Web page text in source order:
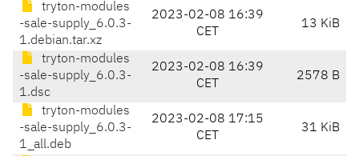
tryton-modules
-sale-supply_6.0.3-
1.debian.tar.xz
2023-02-08 16:39
CET
13 KiB
tryton-modules
-sale-supply_6.0.3-
1.dsc
2023-02-08 16:39
CET
2578 B
tryton-modules
-sale-supply_6.0.3-
1_all.deb
2023-02-08 17:15
CET
31 KiB